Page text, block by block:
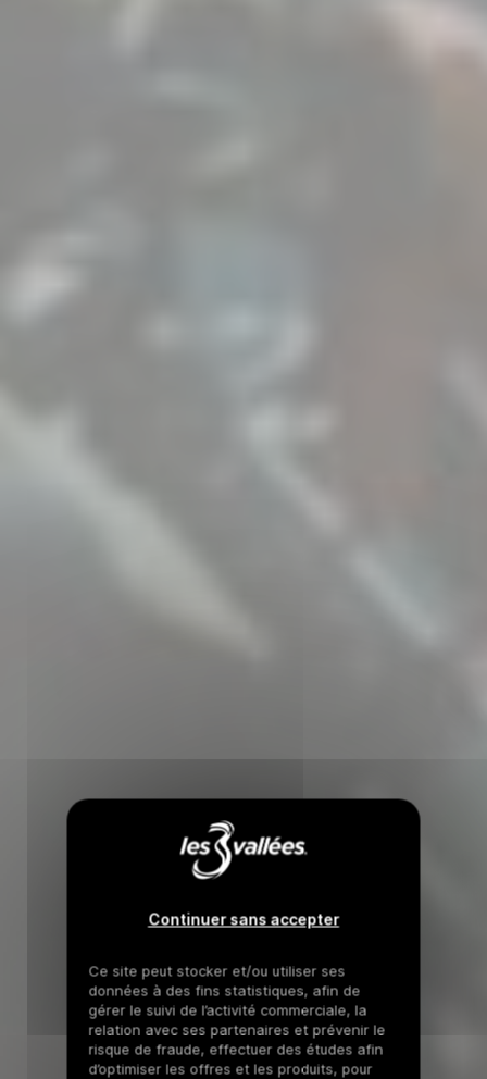
Continuer sans accepter
Ce site peut stocker et/ou utiliser ses
données à des fins statistiques, afin de
gérer le suivi de l’activité commerciale, la
relation avec ses partenaires et prévenir le
risque de fraude, effectuer des études afin
d’optimiser les offres et les produits, pour